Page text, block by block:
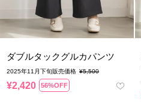
ダブルタックグルカパンツ
2025年11月下旬販売価格 ¥5,500
¥2,420 56%OFF